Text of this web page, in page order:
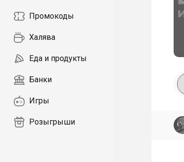
Промокоды
Халява
Еда и продукты
Банки
Игры
Розыгрыши